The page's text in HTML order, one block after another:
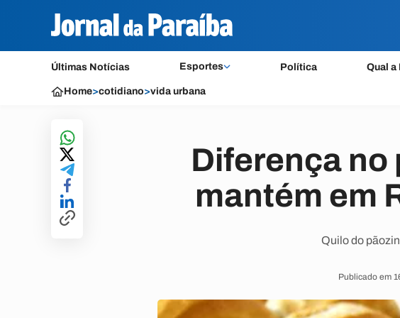
Últimas Notícias Esportes Política Qual a
Home>cotidiano>vida urbana
Diferença no
mantém em
Quilo do
Publicado em